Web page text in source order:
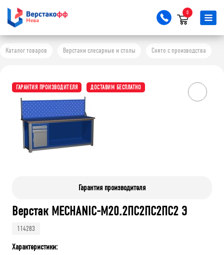
0
Каталог товаров Верстаки слесарные и столы Снято с производства
ГАРАНТИЯ ПРОИЗВОДИТЕЛЯ ДОСТАВИМ БЕСПЛАТНО
Гарантия производителя
Верстак MECHANIC-М20.2ПС2ПС2ПС2 Э
114283
Характеристики: